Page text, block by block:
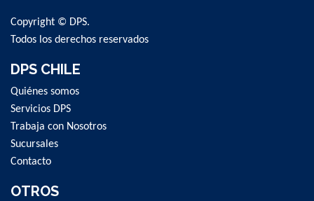
Copyright © DPS.
Todos los derechos reservados
DPS CHILE
Quiénes somos
Servicios DPS
Trabaja con Nosotros
Sucursales
Contacto
OTROS